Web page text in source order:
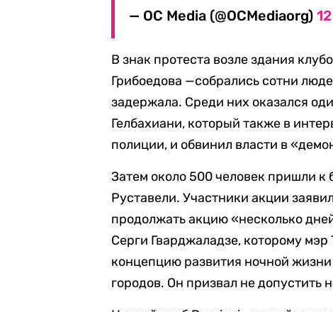
— OC Media (@OCMediaorg)
В знак протеста возле здания
Грибоедова —собрались сотни
задержала. Среди них оказался
Гелбахиани, который также в
полиции, и обвинил власти в
Затем около 500 человек пришли
Руставели. Участники акции
продолжать акцию «несколько
Серги Гварджаладзе, которому
концепцию развития ночной
городов. Он призвал не допустить